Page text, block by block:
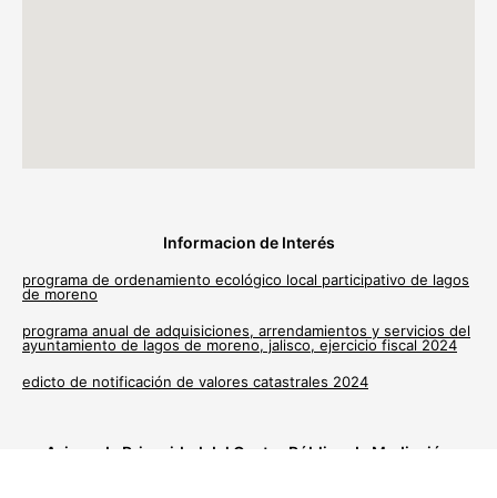
Informacion de Interés
programa de ordenamiento ecológico local participativo de lagos
de moreno
programa anual de adquisiciones, arrendamientos y servicios del
ayuntamiento de lagos de moreno, jalisco, ejercicio fiscal 2024
edicto de notificación de valores catastrales 2024
Avisos de Privacidad del Centro Público de Mediación